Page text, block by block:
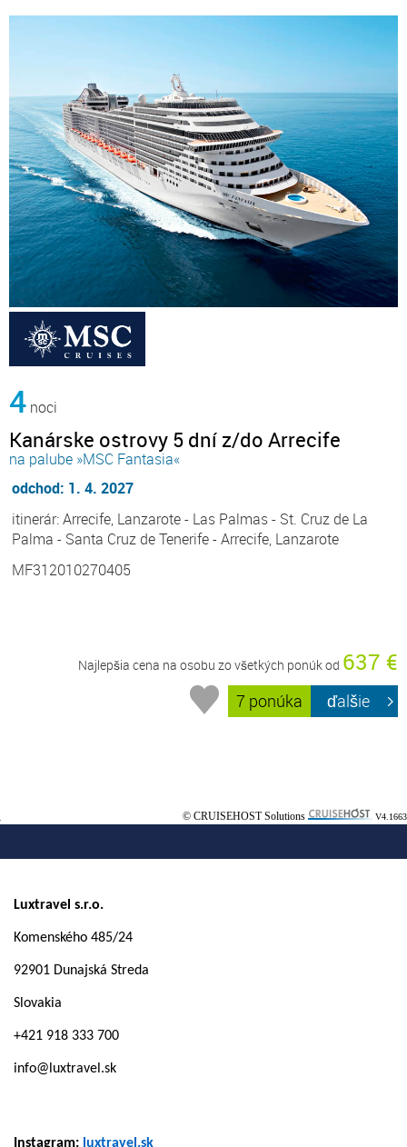
4 noci
Kanárske ostrovy 5 dní z/do Arrecife
na palube »MSC Fantasia«
odchod: 1. 4. 2027
itinerár: Arrecife, Lanzarote - Las Palmas - St. Cruz de La
Palma - Santa Cruz de Tenerife - Arrecife, Lanzarote
MF312010270405
Najlepšia cena na osobu zo všetkých ponúk od 637 €
7 ponúka ďalšie
© CRUISEHOST Solutions V4.1663
Luxtravel s.r.o.
Komenského 485/24
92901 Dunajská Streda
Slovakia
+421 918 333 700
info@luxtravel.sk
Instagram: luxtravel.sk